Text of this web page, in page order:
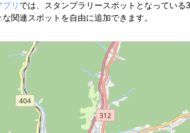
プリ では、スタンプラリースポットとなっている
関連スポットを自由に追加できます。